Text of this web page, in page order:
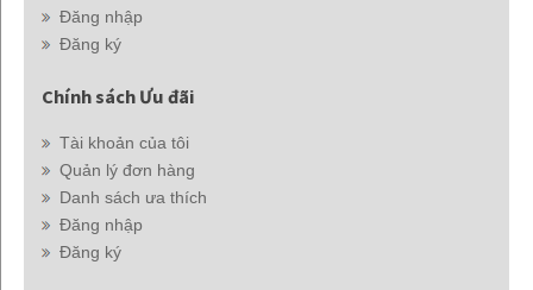
Đăng nhập
Đăng ký
Chính sách Ưu đãi
Tài khoản của tôi
Quản lý đơn hàng
Danh sách ưa thích
Đăng nhập
Đăng ký